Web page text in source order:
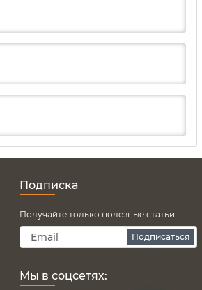
Подписка
Получайте только полезные статьи!
Подписаться
Мы в соцсетях: